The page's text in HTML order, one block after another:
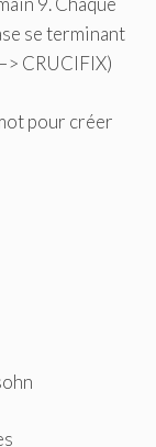
se terminant
CRUCIFIX)
pour créer